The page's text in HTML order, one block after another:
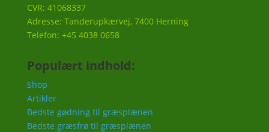
CVR: 41068337
Adresse: Tanderupkærvej, 7400 Herning
Telefon: +45 4038 0658
Populært indhold:
Shop
Artikler
Bedste gødning til græsplænen
Bedste græsfrø til græsplænen